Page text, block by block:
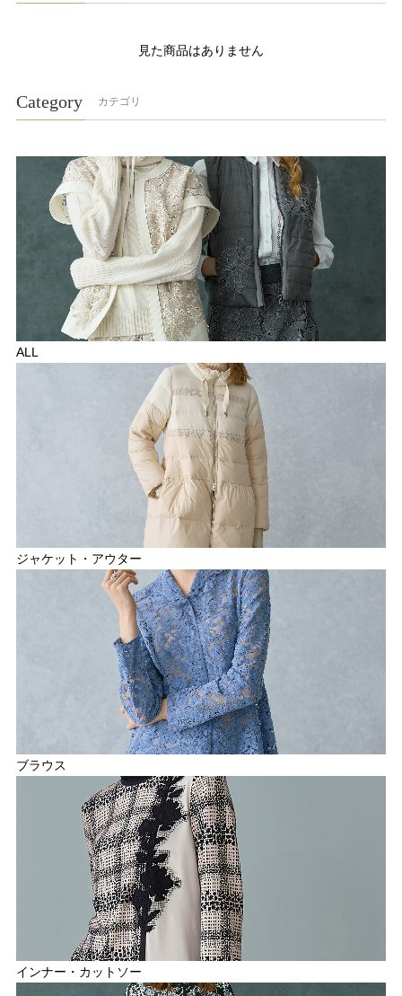
見た商品はありません
Category カテゴリ
ALL
ジャケット・アウター
ブラウス
インナー・カットソー